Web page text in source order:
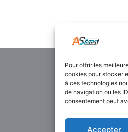
Pour offrir les
cookies pour stocker
à ces technologies
de navigation ou les
consentement peut
Accepter
1-